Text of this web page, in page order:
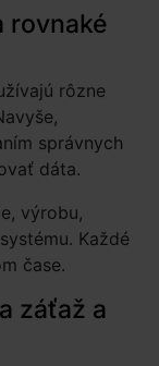
rovnaké
rôzne
správnych
dáta.
výrobu,
Každé
čase.
záťaž a